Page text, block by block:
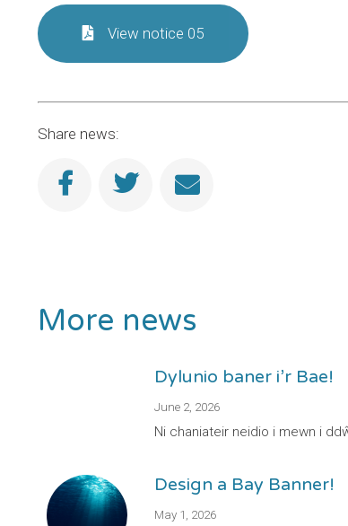
View notice 05
Share news:
More news
Dylunio baner i’r Bae!
June 2, 2026
Ni chaniateir neidio i mewn i
Design a Bay Banner!
May 1, 2026